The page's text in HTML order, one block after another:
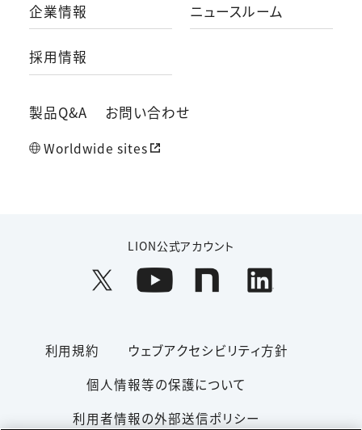
企業情報 ニュースルーム
採用情報
製品Q&A お問い合わせ
Worldwide sites
LION公式アカウント
利用規約
ウェブアクセシビリティ方針
個人情報等の保護について
利用者情報の外部送信ポリシー